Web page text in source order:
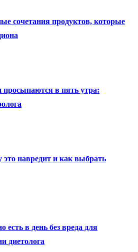
сочетания продуктов, которые
в пять утра:
навредит и как выбрать
есть в день без вреда для
диетолога